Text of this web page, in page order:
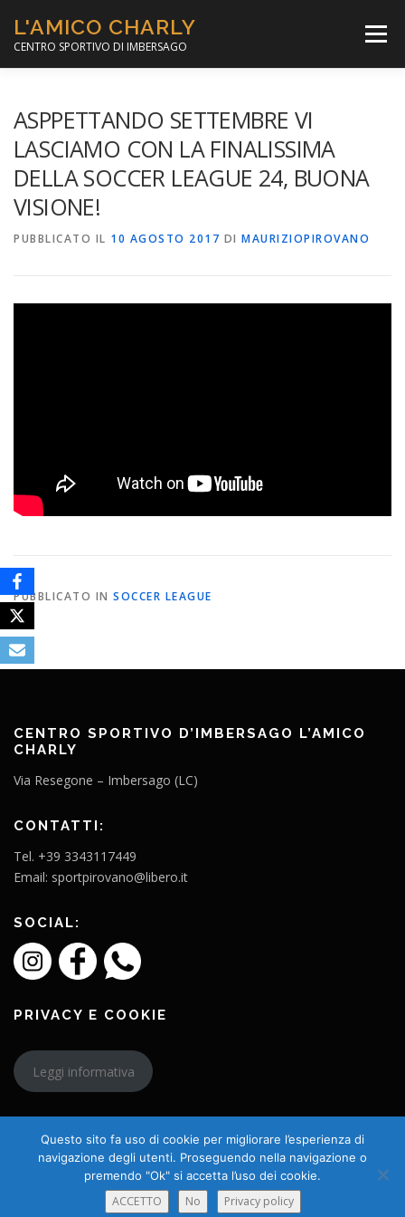
contenuto
L'AMICO CHARLY
CENTRO SPORTIVO DI IMBERSAGO
Menù
PER IL SOCIALE MINIBASKET
SCUOLA TENNIS
ASPPETTANDO SETTEMBRE VI
LASCIAMO CON LA FINALISSIMA
DELLA SOCCER LEAGUE 24, BUONA
VISIONE!
PUBBLICATO IL 10 AGOSTO 2017 DI MAURIZIOPIROVANO
PUBBLICATO IN SOCCER LEAGUE
CENTRO SPORTIVO D’IMBERSAGO L’AMICO
CHARLY
Via Resegone – Imbersago (LC)
CONTATTI:
Tel. +39 3343117449
Email: sportpirovano@libero.it
SOCIAL:
PRIVACY E COOKIE
Leggi informativa
Copyright © 2026 L'Amico Charly
Questo sito fa uso di cookie per migliorare l’esperienza di
navigazione degli utenti. Proseguendo nella navigazione o
premendo "Ok" si accetta l’uso dei cookie.
ACCETTO No Privacy policy